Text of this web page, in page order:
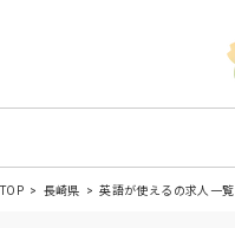
TOP 長崎県 英語が使えるの求人一覧